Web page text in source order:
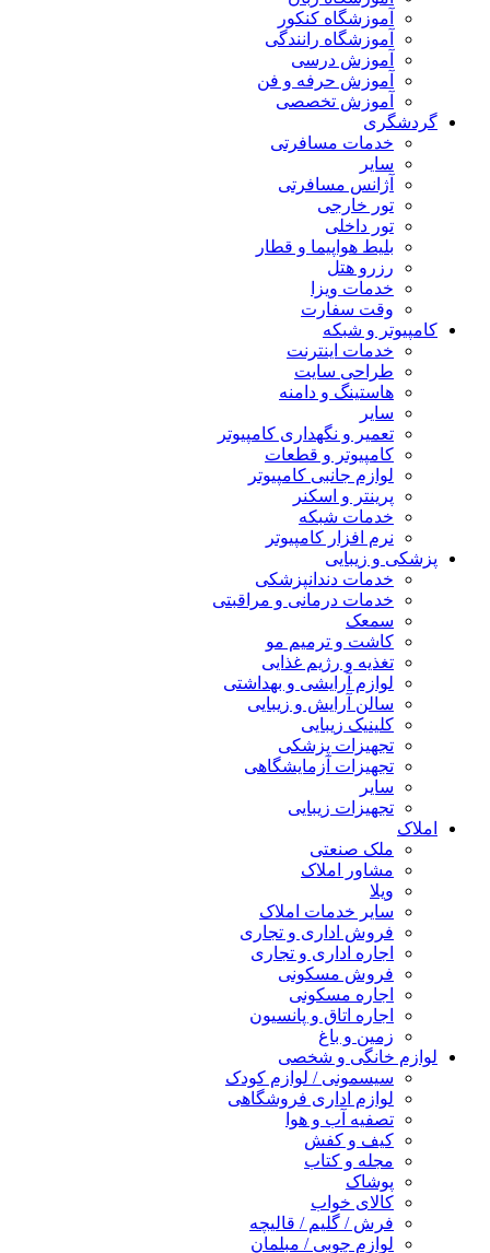
آموزشگاه کنکور
آموزشگاه رانندگی
آموزش درسی
آموزش حرفه و فن
آموزش تخصصی
گردشگری
خدمات مسافرتی
سایر
آژانس مسافرتی
تور خارجی
تور داخلی
بلیط هواپیما و قطار
رزرو هتل
خدمات ویزا
وقت سفارت
کامپیوتر و شبکه
خدمات اینترنت
طراحی سایت
هاستینگ و دامنه
سایر
تعمیر و نگهداری کامپیوتر
کامپیوتر و قطعات
لوازم جانبی کامپیوتر
پرینتر و اسکنر
خدمات شبکه
نرم افزار کامپیوتر
پزشکی و زیبایی
خدمات دندانپزشکی
خدمات درمانی و مراقبتی
سمعک
کاشت و ترمیم مو
تغذیه و رژیم غذایی
لوازم آرایشی و بهداشتی
سالن آرایش و زیبایی
کلینیک زیبایی
تجهیزات پزشکی
تجهیزات آزمایشگاهی
سایر
تجهیزات زیبایی
املاک
ملک صنعتی
مشاور املاک
ویلا
سایر خدمات املاک
فروش اداری و تجاری
اجاره اداری و تجاری
فروش مسکونی
اجاره مسکونی
اجاره اتاق و پانسیون
زمین و باغ
لوازم خانگی و شخصی
سیسمونی / لوازم کودک
لوازم اداری فروشگاهی
تصفیه آب و هوا
کیف و کفش
مجله و کتاب
پوشاک
کالای خواب
فرش / گلیم / قالیچه
لوازم چوبی / مبلمان